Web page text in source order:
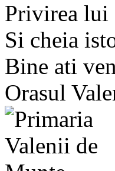
Privirea lui
Si cheia
Bine ati
Orasul